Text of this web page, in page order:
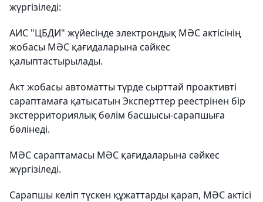
жүргізіледі:
АИС "ЦБДИ" жүйесінде электрондық МӘС актісінің
жобасы МӘС қағидаларына сәйкес
қалыптастырылады.
Акт жобасы автоматты түрде сырттай проактивті
сараптамаға қатысатын Эксперттер реестрінен бір
экстерриториялық бөлім басшысы-сарапшыға
бөлінеді.
МӘС сараптамасы МӘС қағидаларына сәйкес
жүргізіледі.
Сарапшы келіп түскен құжаттарды қарап, МӘС актісі